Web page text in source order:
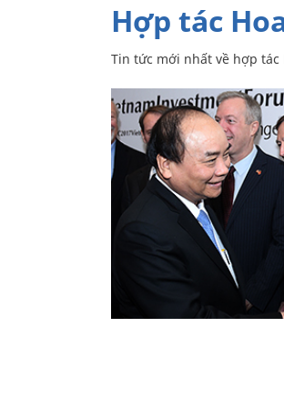
hợp tác
Tin tức mới nhất về hợp tác